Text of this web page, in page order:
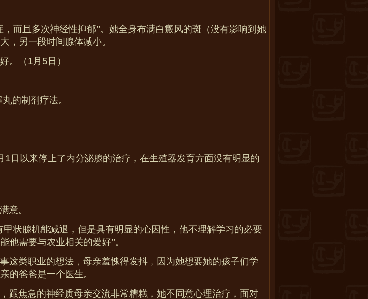
而且多次神经性抑郁”。她全身布满白癜风的斑（没有影响到她
，另一段时间腺体减小。
。（1 月 5 日）
丸的制剂疗法。
1 日以来停止了内分泌腺的治疗，在生殖器发育方面没有明显的
意。
状腺机能减退，但是具有明显的心因性，他不理解学习的必要
他需要与农业相关的爱好”。
这类职业的想法，母亲羞愧得发抖，因为她想要她的孩子们学
的爸爸是一个医生。
跟焦急的神经质母亲交流非常糟糕，她不同意心理治疗，面对